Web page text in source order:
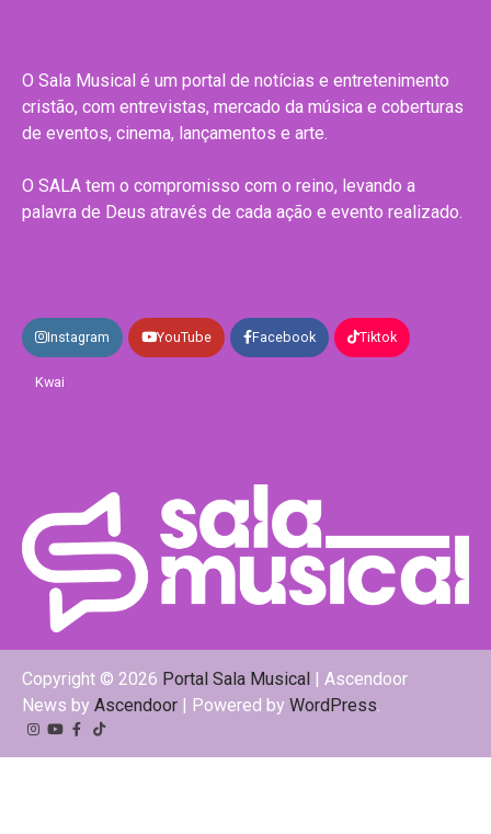
O Sala Musical é um portal de notícias e entretenimento
cristão, com entrevistas, mercado da música e coberturas
de eventos, cinema, lançamentos e arte.
O SALA tem o compromisso com o reino, levando a
palavra de Deus através de cada ação e evento realizado.
Instagram YouTube Facebook Tiktok
Kwai
Copyright © 2026 Portal Sala Musical
| Ascendoor
News by Ascendoor | Powered by WordPress.
Instagram
YouTube
Facebook
Tiktok